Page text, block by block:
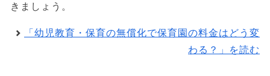
きましょう。
「幼児教育・保育の無償化で保育園の料金はどう変
わる？」を読む